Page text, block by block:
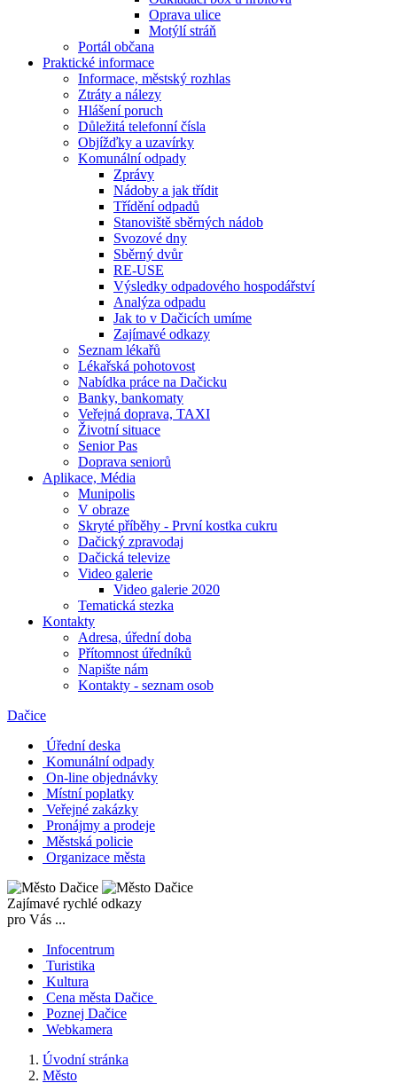
Oprava ulice
Motýlí stráň
Portál občana
Praktické informace
Informace, městský rozhlas
Ztráty a nálezy
Hlášení poruch
Důležitá telefonní čísla
Objížďky a uzavírky
Komunální odpady
Zprávy
Nádoby a jak třídit
Třídění odpadů
Stanoviště sběrných nádob
Svozové dny
Sběrný dvůr
RE-USE
Výsledky odpadového hospodářství
Analýza odpadu
Jak to v Dačicích umíme
Zajímavé odkazy
Seznam lékařů
Lékařská pohotovost
Nabídka práce na Dačicku
Banky, bankomaty
Veřejná doprava, TAXI
Životní situace
Senior Pas
Doprava seniorů
Aplikace, Média
Munipolis
V obraze
Skryté příběhy - První kostka cukru
Dačický zpravodaj
Dačická televize
Video galerie
Video galerie 2020
Tematická stezka
Kontakty
Adresa, úřední doba
Přítomnost úředníků
Napište nám
Kontakty - seznam osob
Dačice
Úřední deska
Komunální odpady
On-line objednávky
Místní poplatky
Veřejné zakázky
Pronájmy a prodeje
Městská policie
Organizace města
Zajímavé rychlé odkazy
pro Vás ...
Infocentrum
Turistika
Kultura
Cena města Dačice
Poznej Dačice
Webkamera
Úvodní stránka
Město